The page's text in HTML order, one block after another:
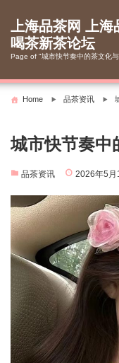
content
上海品茶网 上海
喝茶新茶论坛
Page of "城市快节奏中的茶文化与
Home 品茶资讯
城市快节奏中
品茶资讯 2026年5月